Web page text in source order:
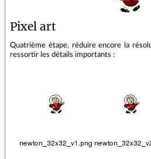
Pixel art
Quatrième étape, réduire encore la
ressortir les détails importants :